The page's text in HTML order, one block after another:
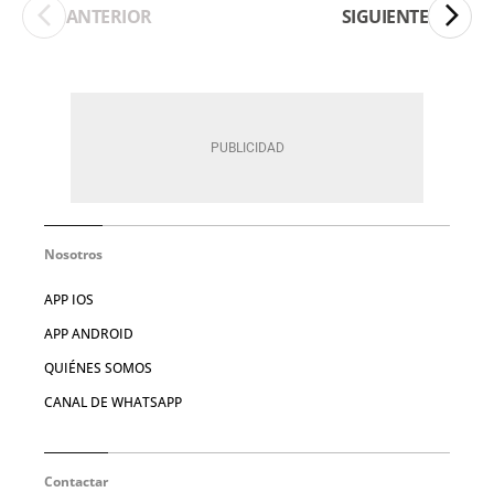
ANTERIOR SIGUIENTE
Nosotros
APP IOS
APP ANDROID
QUIÉNES SOMOS
CANAL DE WHATSAPP
Contactar